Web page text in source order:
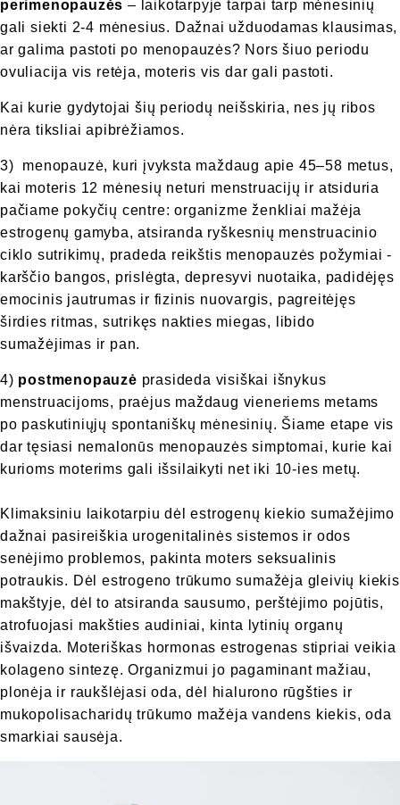
perimenopauzės – laikotarpyje tarpai tarp mėnesinių
gali siekti 2-4 mėnesius. Dažnai užduodamas klausimas,
ar galima pastoti po menopauzės? Nors šiuo periodu
ovuliacija vis retėja, moteris vis dar gali pastoti.
Kai kurie gydytojai šių periodų neišskiria, nes jų ribos
nėra tiksliai apibrėžiamos.
3) menopauzė, kuri įvyksta maždaug apie 45–58 metus,
kai moteris 12 mėnesių neturi menstruacijų ir atsiduria
pačiame pokyčių centre: organizme ženkliai mažėja
estrogenų gamyba, atsiranda ryškesnių menstruacinio
ciklo sutrikimų, pradeda reikštis menopauzės požymiai -
karščio bangos, prislėgta, depresyvi nuotaika, padidėjęs
emocinis jautrumas ir fizinis nuovargis, pagreitėjęs
širdies ritmas, sutrikęs nakties miegas, libido
sumažėjimas ir pan.
4) postmenopauzė prasideda visiškai išnykus
menstruacijoms, praėjus maždaug vieneriems metams
po paskutiniųjų spontaniškų mėnesinių. Šiame etape vis
dar tęsiasi nemalonūs menopauzės simptomai, kurie kai
kurioms moterims gali išsilaikyti net iki 10-ies metų.
Klimaksiniu laikotarpiu dėl estrogenų kiekio sumažėjimo
dažnai pasireiškia urogenitalinės sistemos ir odos
senėjimo problemos, pakinta moters seksualinis
potraukis. Dėl estrogeno trūkumo sumažėja gleivių kiekis
makštyje, dėl to atsiranda sausumo, perštėjimo pojūtis,
atrofuojasi makšties audiniai, kinta lytinių organų
išvaizda. Moteriškas hormonas estrogenas stipriai veikia
kolageno sintezę. Organizmui jo pagaminant mažiau,
plonėja ir raukšlėjasi oda, dėl hialurono rūgšties ir
mukopolisacharidų trūkumo mažėja vandens kiekis, oda
smarkiai sausėja.